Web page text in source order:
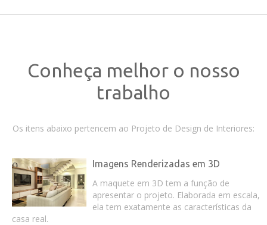
Conheça melhor o nosso
trabalho
Os itens abaixo pertencem ao Projeto de Design de Interiores:
Imagens Renderizadas em 3D
A maquete em 3D tem a função de
apresentar o projeto. Elaborada em escala,
ela tem exatamente as características da
casa real.